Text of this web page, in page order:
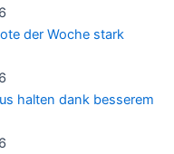
der Woche stark
halten dank besserem